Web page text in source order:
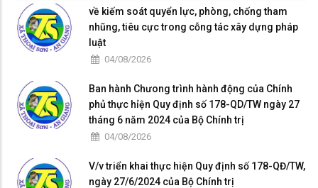
về kiếm soát quyển lực, phòng, chống tham
nhũng, tiêu cực trong cỗng tác xây dựng pháp
luật
04/08/2026
Ban hành Chưong trình hành động của Chính
phủ thực hỉện Quy định số 178-QD/TW ngày 27
tháng 6 năm 2024 của Bộ Chính trị
04/08/2026
V/v triển khai thực hiện Quy định số 178-QĐ/TW,
ngày 27/6/2024 của Bộ Chính trị